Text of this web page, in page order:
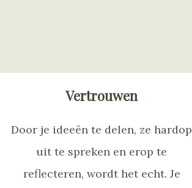
Vertrouwen
Door je ideeën te delen, ze hardop
uit te spreken en erop te
reflecteren, wordt het echt. Je